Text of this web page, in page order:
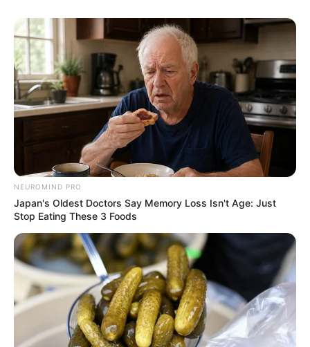
NEUROMIND PRO
Japan's Oldest Doctors Say Memory Loss Isn't Age: Just
Stop Eating These 3 Foods